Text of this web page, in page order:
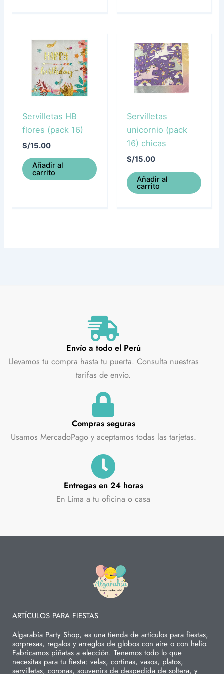
Servilletas HB
flores (pack 16)
S/15.00
Añadir al
carrito
Servilletas
unicornio (pack
16) chicas
S/15.00
Añadir al
carrito
Envío a todo el Perú
Llevamos tu compra hasta tu puerta. Consulta nuestras
tarifas de envío.
Compras seguras
Usamos MercadoPago y aceptamos todas las tarjetas.
Entregas en 24 horas
En Lima a tu oficina o casa
ARTÍCULOS PARA FIESTAS
Algarabía Party Shop, es una tienda de artículos para fiestas,
sorpresas, regalos y arreglos de globos con aire o con helio.
Fabricamos piñatas a elección. Tenemos todo lo que
necesitas para tu fiesta: velas, cortinas, vasos, platos,
servilletas, coronas, souvenirs de despedida de soltera, y